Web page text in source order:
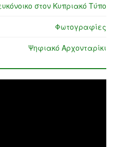
στον Κυπριακό Τύπο
Φωτογραφίες
Ψηφιακό Αρχονταρίκι